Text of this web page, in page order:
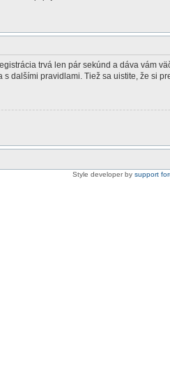
trvá len pár sekúnd a dáva vám
dalšími pravidlami. Tiež sa uistite, že si
Style developer by support